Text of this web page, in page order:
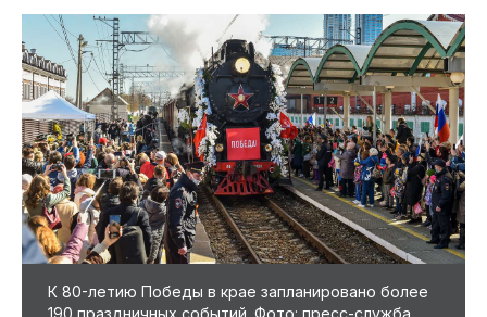
К 80-летию Победы в крае запланировано более
190 праздничных событий. Фото: пресс-служба